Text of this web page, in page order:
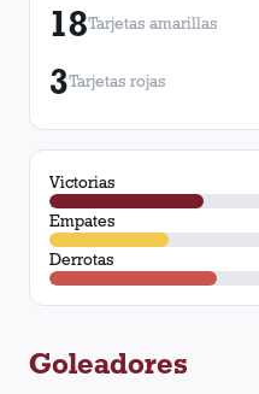
18Tarjetas amarillas
3Tarjetas rojas
Victorias
Empates
Derrotas
Goleadores